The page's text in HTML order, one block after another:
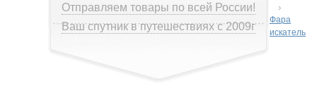
Отправляем товары по всей России!
Ваш спутник в путешествиях с 2009г
Фара
искатель